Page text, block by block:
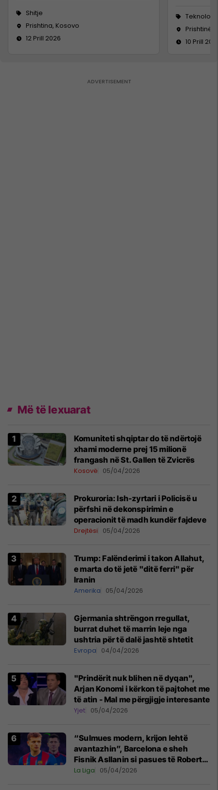
Shitje
Prishtina, Kosovo
12 Prill 2026
Prishtinë
10 Prill
Më të lexuarat
Komuniteti shqiptar do të ndërtojë
xhami moderne prej 15 milionë
frangash në St. Gallen të Zvicrës
Kosovë 05/04/2026
Prokuroria: Ish-zyrtari i Policisë u
përfshi në dekonspirimin e
operacionit të madh kundër fajdeve
Drejtësi 05/04/2026
Trump: Falënderimi i takon Allahut,
e marta do të jetë "ditë ferri" për
Iranin
Amerika 05/04/2026
Gjermania shtrëngon rregullat,
burrat duhet të marrin leje nga
ushtria për të dalë jashtë shtetit
Evropa 04/04/2026
"Prindërit nuk blihen në dyqan",
Arjan Konomi i kërkon të pajtohet me
të atin - Mal me përgjigje interesante
Yjet 05/04/2026
“Sulmues modern, krijon lehtë
avantazhin”, Barcelona e sheh
Fisnik Asllanin si pasues të Robert
Lewandowskit
La Liga 05/04/2026